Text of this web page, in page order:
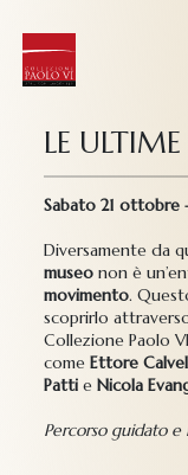
LE
Sabato 21 ottobre
Diversamente da
museo non è
movimento.
scoprirlo
Collezione Paolo
comeEttore
Pattie Nicola
Percorso guidato e